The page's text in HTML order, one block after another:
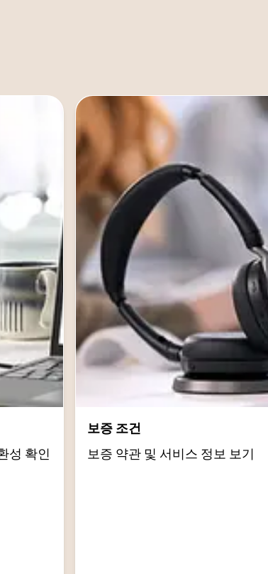
성 확인
보증 조건
보증 약관 및 서비스 정보 보기